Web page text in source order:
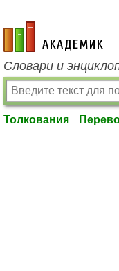
academic.ru
Словари и
Толкования